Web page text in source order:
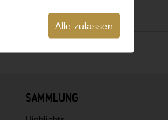
Alle zulassen
SAMMLUNG